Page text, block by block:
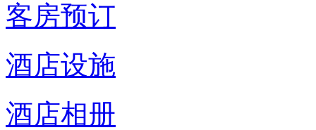
客房预订
酒店设施
酒店相册